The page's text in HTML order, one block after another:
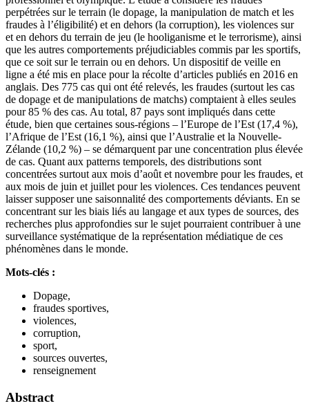
perpétrées sur le terrain (le dopage, la manipulation de match et les
fraudes à l’éligibilité) et en dehors (la corruption), les violences sur
et en dehors du terrain de jeu (le hooliganisme et le terrorisme), ainsi
que les autres comportements préjudiciables commis par les sportifs,
que ce soit sur le terrain ou en dehors. Un dispositif de veille en
ligne a été mis en place pour la récolte d’articles publiés en 2016 en
anglais. Des 775 cas qui ont été relevés, les fraudes (surtout les cas
de dopage et de manipulations de matchs) comptaient à elles seules
pour 85 % des cas. Au total, 87 pays sont impliqués dans cette
étude, bien que certaines sous-régions – l’Europe de l’Est (17,4 %),
l’Afrique de l’Est (16,1 %), ainsi que l’Australie et la Nouvelle-
Zélande (10,2 %) – se démarquent par une concentration plus élevée
de cas. Quant aux patterns temporels, des distributions sont
concentrées surtout aux mois d’août et novembre pour les fraudes, et
aux mois de juin et juillet pour les violences. Ces tendances peuvent
laisser supposer une saisonnalité des comportements déviants. En se
concentrant sur les biais liés au langage et aux types de sources, des
recherches plus approfondies sur le sujet pourraient contribuer à une
surveillance systématique de la représentation médiatique de ces
phénomènes dans le monde.
Mots-clés :
Dopage,
fraudes sportives,
violences,
corruption,
sport,
sources ouvertes,
renseignement
Abstract